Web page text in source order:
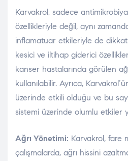
Karvakrol, sadece
özellikleriyle değil, aynı
inflamatuar etkileriyle de dikkat
kesici ve iltihap giderici
kanser hastalarında görülen
kullanılabilir. Ayrıca,
üzerinde etkili olduğu ve bu
sistemi üzerinde olumlu etkiler
Ağrı Yönetimi: Karvakrol, fare
çalışmalarda, ağrı hissini